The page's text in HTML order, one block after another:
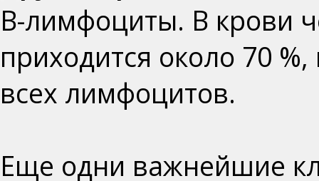
В-лимфоциты. В крови
приходится около 70
всех лимфоцитов.
Еще одни важнейшие